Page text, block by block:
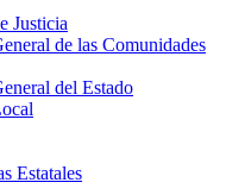
Justicia
de las Comunidades
del Estado
Estatales